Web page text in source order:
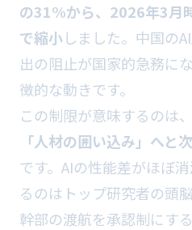
の31%から、2026年3月
で縮小しました。中国の
出の阻止が国家的急務に
徴的な動きです。
この制限が意味するのは、
「人材の囲い込み」へと
です。AIの性能差がほぼ
るのはトップ研究者の頭
幹部の渡航を承認制にす